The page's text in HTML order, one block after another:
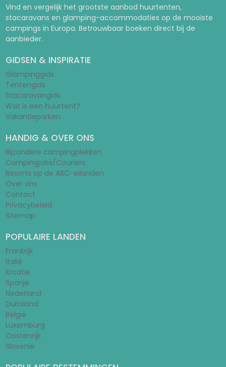
Vind en vergelijk het grootste aanbod huurtenten,
stacaravans en glamping-accommodaties op de mooiste
campings in Europa. Betrouwbaar boeken direct bij de
aanbieder.
GIDSEN & INSPIRATIE
Glampinggids
Tentengids
Stacaravangids
Wat is een huurtent?
Vakantieparken
HANDIG & OVER ONS
Bijzondere campingplekken
Campingjobs/Couriers
Resorts op de ABC-eilanden
Over ons
Contact
Privacybeleid
Sitemap
POPULAIRE LANDEN
Frankrijk
Italië
Kroatië
Spanje
Nederland
Duitsland
België
Luxemburg
Oostenrijk
Slovenië